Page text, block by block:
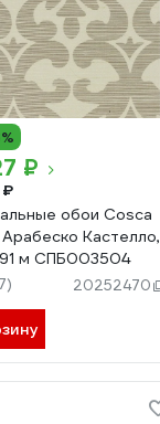
₽
₽
обои Cosca
Кастелло,
м СПБ003504
20252470